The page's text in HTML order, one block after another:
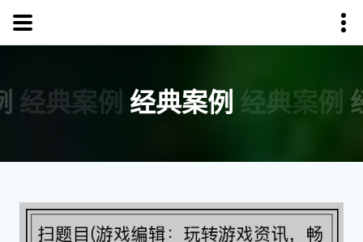
经典案例 经典案例 经典案例